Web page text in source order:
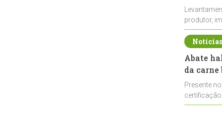
produtor,
de leite cru
Abate
da
Presente